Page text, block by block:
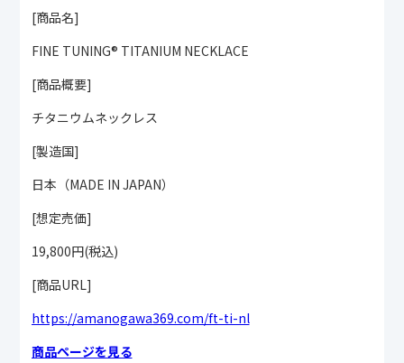
[商品名]
FINE TUNING®︎ TITANIUM NECKLACE
[商品概要]
チタニウムネックレス
[製造国]
日本（MADE IN JAPAN）
[想定売価]
19,800円(税込)
[商品URL]
https://amanogawa369.com/ft-ti-nl
商品ページを見る